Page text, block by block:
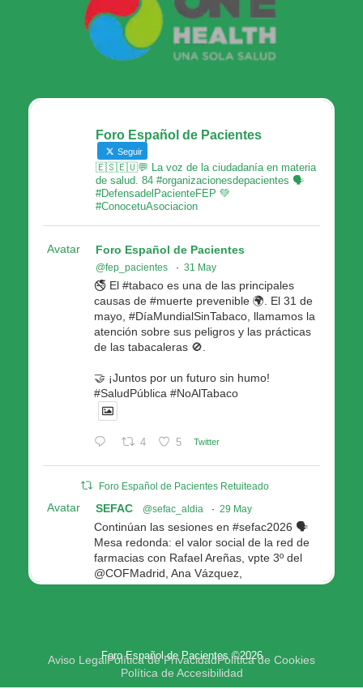
Foro Español de Pacientes
Seguir
🇪🇸🇪🇺💬 La voz de la ciudadanía en materia
de salud. 84 #organizacionesdepacientes 🗣
#DefensadelPacienteFEP 💚
#ConocetuAsociacion
Avatar Foro Español de Pacientes
@fep_pacientes · 31 May
🚭 El #tabaco es una de las principales
causas de #muerte prevenible 🌍. El 31 de
mayo, #DíaMundialSinTabaco, llamamos la
atención sobre sus peligros y las prácticas
de las tabacaleras 🚫.
🤝 ¡Juntos por un futuro sin humo!
#SaludPública #NoAlTabaco
4 5 Twitter
Foro Español de Pacientes Retuiteado
Avatar SEFAC @sefac_aldia · 29 May
Continúan las sesiones en #sefac2026 🗣️
Mesa redonda: el valor social de la red de
farmacias con Rafael Areñas, vpte 3º del
@COFMadrid, Ana Vázquez,
@fep_pacientes Galicia, Antón Acevedo, d
4 4 Twitter
Foro Español de Pacientes ©2026
Aviso LegalPolítica de PrivacidadPolítica de Cookies
Política de Accesibilidad